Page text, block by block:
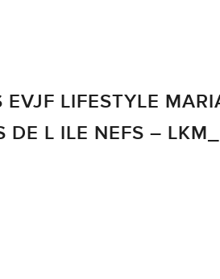
LIFESTYLE
DE L ILE NEFS –